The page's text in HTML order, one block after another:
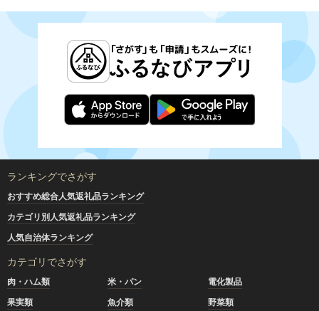
ランキングでさがす
おすすめ総合人気返礼品ランキング
カテゴリ別人気返礼品ランキング
人気自治体ランキング
カテゴリでさがす
肉・ハム類 米・パン
電化製品
果実類
魚介類
野菜類